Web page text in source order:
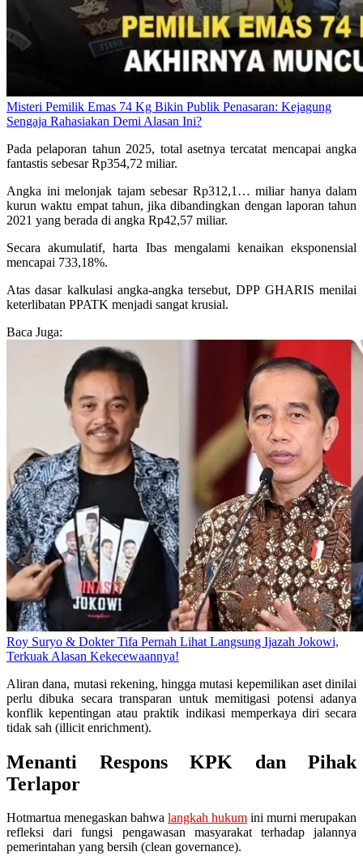
Misteri Pemilik Emas 74 Kg Bikin Publik Penasaran: Kejagung
Sengaja Rahasiakan Demi Alasan Ini?
Pada pelaporan tahun 2025, total asetnya tercatat mencapai angka
fantastis sebesar Rp354,72 miliar.
Angka ini melonjak tajam sebesar Rp312,1… miliar hanya dalam
kurun waktu empat tahun, jika dibandingkan dengan laporan tahun
2021 yang berada di angka Rp42,57 miliar.
Secara akumulatif, harta Ibas mengalami kenaikan eksponensial
mencapai 733,18%.
Atas dasar kalkulasi angka-angka tersebut, DPP GHARIS menilai
keterlibatan PPATK menjadi sangat krusial.
Baca Juga:
Roy Suryo & Dokter Tifa Pernah Lihat Langsung Ijazah Jokowi,
Terkuak Alasan Kekecewaannya!
Aliran dana, mutasi rekening, hingga mutasi kepemilikan aset dinilai
perlu dibuka secara transparan untuk memitigasi potensi adanya
konflik kepentingan atau praktik indikasi memperkaya diri secara
tidak sah (illicit enrichment).
Menanti Respons KPK dan Pihak
Terlapor
Hotmartua menegaskan bahwa langkah hukum ini murni merupakan
refleksi dari fungsi pengawasan masyarakat terhadap jalannya
pemerintahan yang bersih (clean governance).